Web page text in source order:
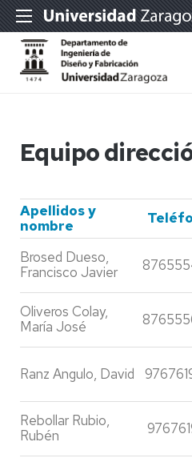
Equipo
Apellidos y
nombre
Brosed Dueso,
Francisco Javier
Oliveros Colay,
María José
Ranz Angulo, David
Rebollar Rubio,
Rubén